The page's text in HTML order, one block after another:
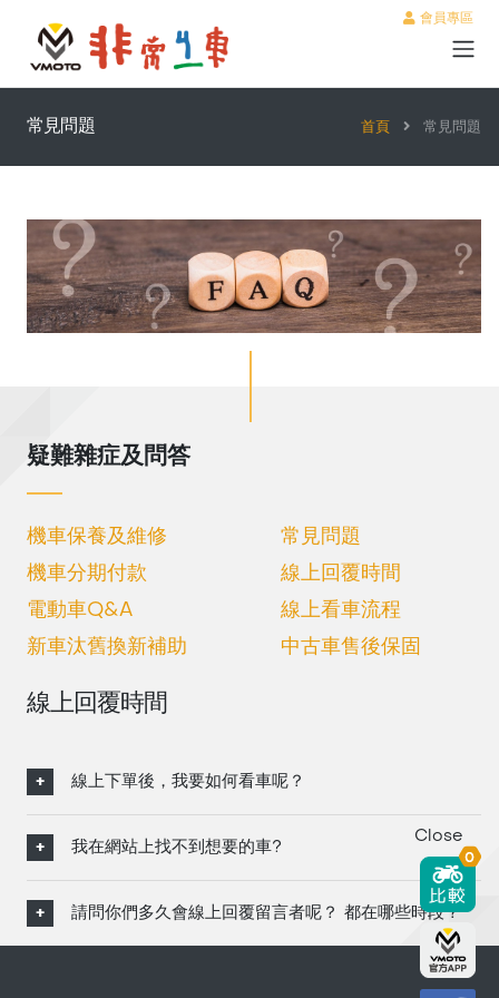
會員專區
常見問題 首頁 常見問題
疑難雜症及問答
機車保養及維修
常見問題
機車分期付款
線上回覆時間
電動車Q&A
線上看車流程
新車汰舊換新補助
中古車售後保固
線上回覆時間
線上下單後，我要如何看車呢？
我在網站上找不到想要的車?
請問你們多久會線上回覆留言者呢？ 都在哪些時段？
Close
0